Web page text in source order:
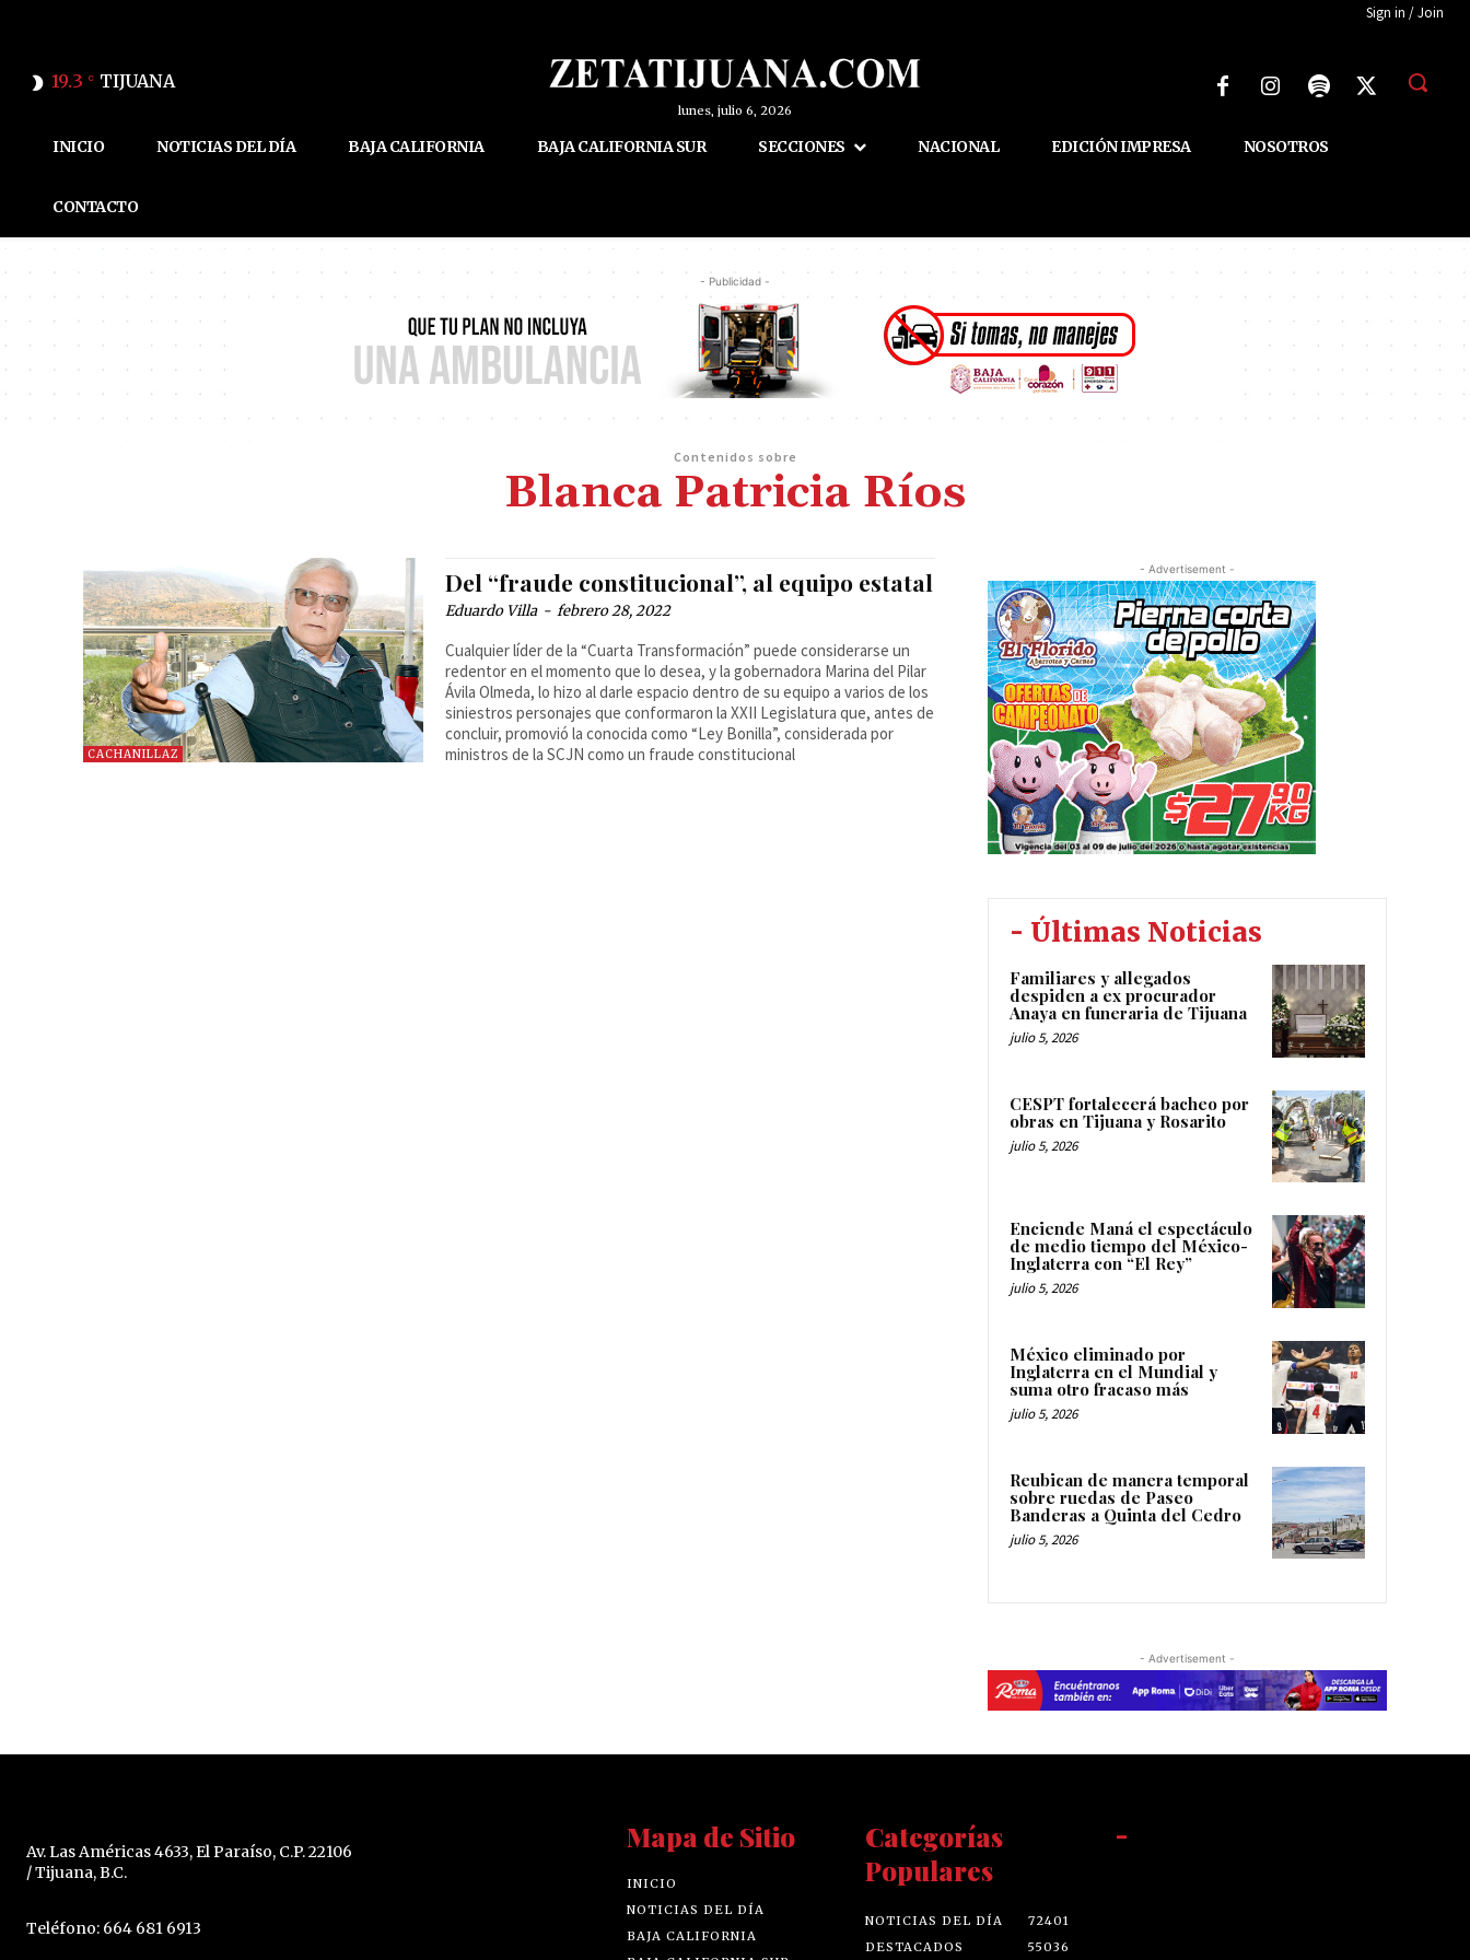
Sign in / Join
19.3 C TIJUANA
lunes, julio 6, 2026
INICIO NOTICIAS DEL DÍA BAJA CALIFORNIA BAJA CALIFORNIA SUR SECCIONES NACIONAL EDICIÓN IMPRESA NOSOTROS
CONTACTO
- Publicidad -
Contenidos sobre
Blanca Patricia Ríos
CACHANILLAZ
Del “fraude constitucional”, al equipo estatal
Eduardo Villa - febrero 28, 2022
Cualquier líder de la “Cuarta Transformación” puede considerarse un
redentor en el momento que lo desea, y la gobernadora Marina del Pilar
Ávila Olmeda, lo hizo al darle espacio dentro de su equipo a varios de los
siniestros personajes que conformaron la XXII Legislatura que, antes de
concluir, promovió la conocida como “Ley Bonilla”, considerada por
ministros de la SCJN como un fraude constitucional
- Advertisement -
- Últimas Noticias
Familiares y allegados
despiden a ex procurador
Anaya en funeraria de Tijuana
julio 5, 2026
CESPT fortalecerá bacheo por
obras en Tijuana y Rosarito
julio 5, 2026
Enciende Maná el espectáculo
de medio tiempo del México-
Inglaterra con “El Rey”
julio 5, 2026
México eliminado por
Inglaterra en el Mundial y
suma otro fracaso más
julio 5, 2026
Reubican de manera temporal
sobre ruedas de Paseo
Banderas a Quinta del Cedro
julio 5, 2026
- Advertisement -
Av. Las Américas 4633, El Paraíso, C.P. 22106
/ Tijuana, B.C.
Teléfono: 664 681 6913
Mapa de Sitio
INICIO
NOTICIAS DEL DÍA
BAJA CALIFORNIA
Categorías
Populares
NOTICIAS DEL DÍA
72401
DESTACADOS
55036
-